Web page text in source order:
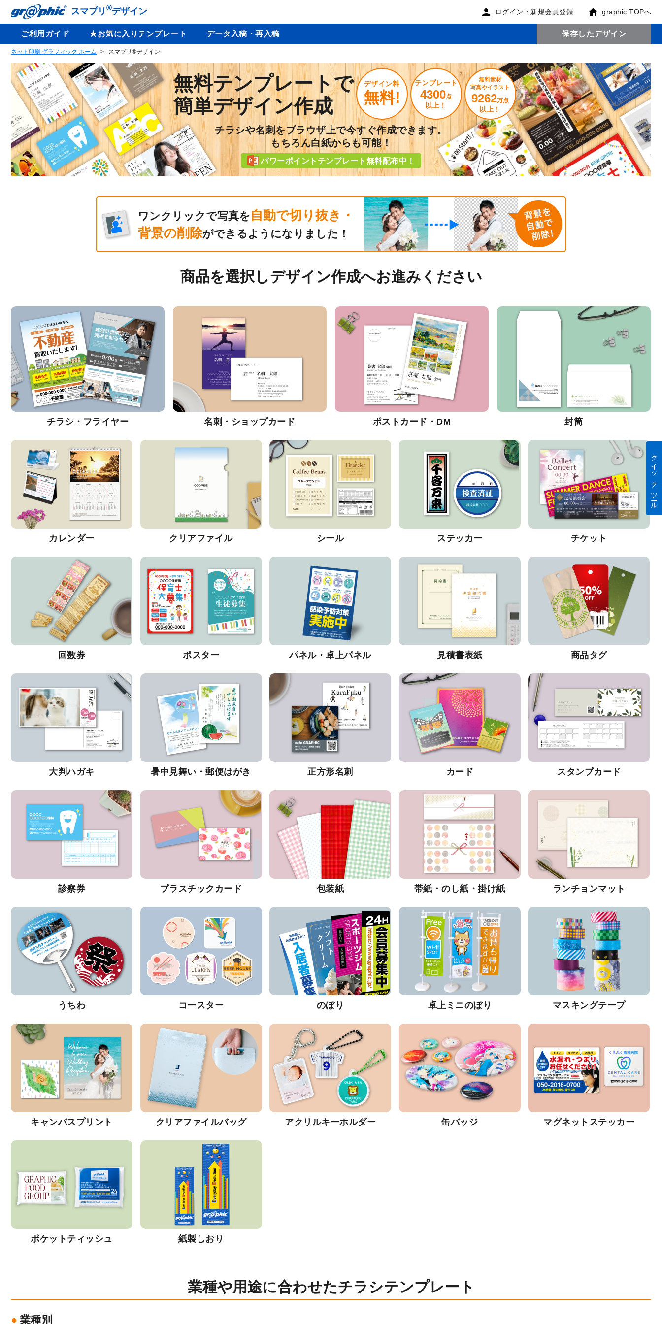
スマプリ ®デザイン ログイン・新規会員登録 graphic TOPへ
ご利用ガイド ★お気に入りテンプレート データ入稿・再入稿 保存したデザイン
ネット印刷 グラフィック ホーム スマプリ®デザイン
無料テンプレートで
簡単デザイン作成
デザイン料
無料!
テンプレート
4300点
以上！
無料素材
写真やイラスト
9262万点
以上！
チラシや名刺をブラウザ上で今すぐ作成できます。
もちろん白紙からも可能！
パワーポイントテンプレート無料配布中！
ワンクリックで写真を 自動で切り抜き・
背景の削除ができるようになりました！
商品を選択しデザイン作成へお進みください
チラシ・フライヤー 名刺・ショップカード ポストカード・DM 封筒
カレンダー クリアファイル シール ステッカー チケット
回数券 ポスター パネル・卓上パネル 見積書表紙 商品タグ
大判ハガキ 暑中見舞い・郵便はがき 正方形名刺 カード スタンプカード
診察券 プラスチックカード 包装紙 帯紙・のし紙・掛け紙 ランチョンマット
うちわ コースター のぼり 卓上ミニのぼり マスキングテープ
キャンバスプリント クリアファイルバッグ アクリルキーホルダー 缶バッジ マグネットステッカー
ポケットティッシュ 紙製しおり
業種や用途に合わせたチラシテンプレート
業種別
クイック ツール